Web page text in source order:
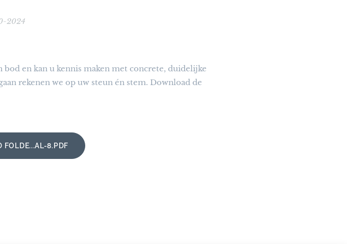
2024
en kan u kennis maken met concrete, duidelijke
rekenen we op uw steun én stem. Download de
FOLDE...AL-8.PDF